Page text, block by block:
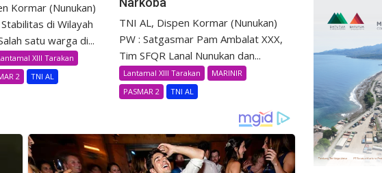
Kormar (Nunukan)
di Wilayah
satu warga di...
XIII Tarakan
2
TNI AL
TNI AL, Dispen Kormar (Nunukan)
PW : Satgasmar Pam Ambalat XXX,
Tim SFQR Lanal Nunukan dan...
Lantamal XIII Tarakan
MARINIR
PASMAR 2
TNI AL